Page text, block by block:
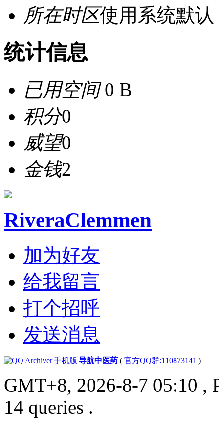
所在时区使用系统默认
统计信息
已用空间0 B
积分0
威望0
金钱2
RiveraClemmen
加为好友
给我留言
打个招呼
发送消息
|Archiver|手机版|导航中医药 ( 官方QQ群:110873141 )
GMT+8, 2026-8-7 05:10 ,
14 queries .